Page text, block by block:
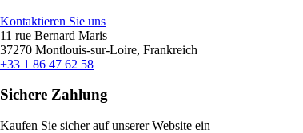
Kontaktieren Sie uns
11 rue Bernard Maris
37270 Montlouis-sur-Loire, Frankreich
+33 1 86 47 62 58
Sichere Zahlung
Kaufen Sie sicher auf unserer Website ein